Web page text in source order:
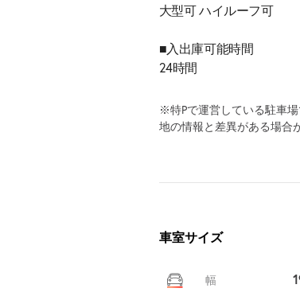
大型可 ハイルーフ可
■入出庫可能時間
24時間
※特Pで運営している駐車
地の情報と差異がある場合
車室サイズ
幅